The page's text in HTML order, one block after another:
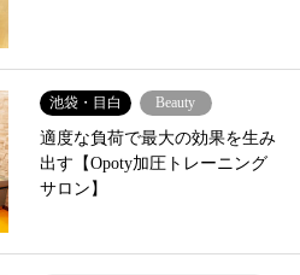
池袋・目白 Beauty
適度な負荷で最大の効果を生み
出す【Opoty加圧トレーニング
サロン】